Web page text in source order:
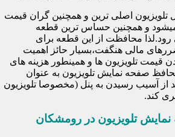
تلویزیون اصلی ترین و همچنین گران قیمت
و همچنین حساس ترین قطعه
رود.لذا محافظت از این قطعه برای
مالی هنگفت،بسیار حائز اهمیت
قیمت تلویزیون ها و همینطور هزینه های
صفحه نمایش تلویزیون به عنوان
از آسیب رسیدن به پنل (مخصوصا تلویزیون
تلویزیون در رومشکان